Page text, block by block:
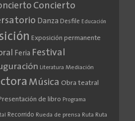
Concierto
Danza Desfile Educación
Exposición permanente
Feria Festival
Literatura Mediación
Música Obra teatral
Presentación de libro Programa
Recorrido Rueda de prensa Ruta Ruta